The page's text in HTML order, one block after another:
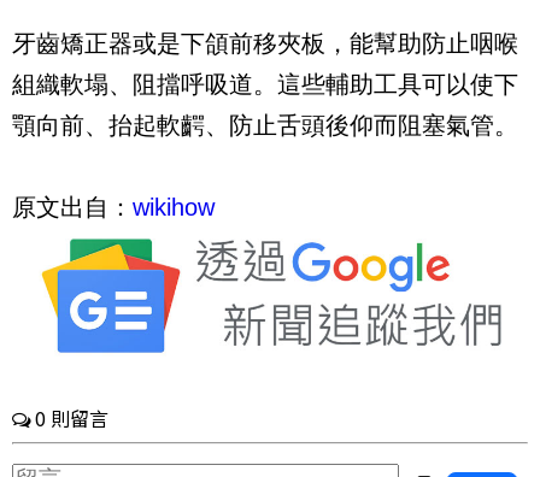
牙齒矯正器或是下頜前移夾板，能幫助防止咽喉
組織軟塌、阻擋呼吸道。這些輔助工具可以使下
顎向前、抬起軟齶、防止舌頭後仰而阻塞氣管。
原文出自： wikihow